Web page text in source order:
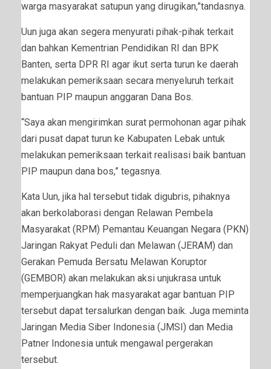
warga masyarakat satupun yang dirugikan,”tandasnya.
Uun juga akan segera menyurati pihak-pihak terkait
dan bahkan Kementrian Pendidikan RI dan BPK
Banten, serta DPR RI agar ikut serta turun ke daerah
melakukan pemeriksaan secara menyeluruh terkait
bantuan PIP maupun anggaran Dana Bos.
“Saya akan mengirimkan surat permohonan agar pihak
dari pusat dapat turun ke Kabupaten Lebak untuk
melakukan pemeriksaan terkait realisasi baik bantuan
PIP maupun dana bos,” tegasnya.
Kata Uun, jika hal tersebut tidak digubris, pihaknya
akan berkolaborasi dengan Relawan Pembela
Masyarakat (RPM) Pemantau Keuangan Negara (PKN)
Jaringan Rakyat Peduli dan Melawan (JERAM) dan
Gerakan Pemuda Bersatu Melawan Koruptor
(GEMBOR) akan melakukan aksi unjukrasa untuk
memperjuangkan hak masyarakat agar bantuan PIP
tersebut dapat tersalurkan dengan baik. Juga meminta
Jaringan Media Siber Indonesia (JMSI) dan Media
Patner Indonesia untuk mengawal pergerakan
tersebut.